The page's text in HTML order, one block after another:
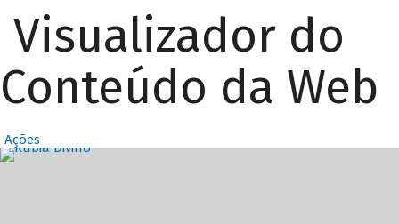
Visualizador do
Conteúdo da Web
Ações
Destaques